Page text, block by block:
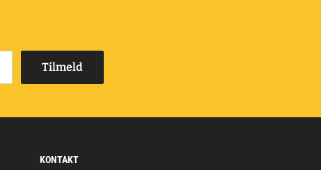
Tilmeld
KONTAKT